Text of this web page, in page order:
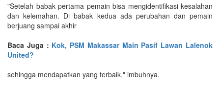
"Setelah babak pertama pemain bisa mengidentifikasi kesalahan
dan kelemahan. Di babak kedua ada perubahan dan pemain
berjuang sampai akhir
Baca Juga : Kok, PSM Makassar Main Pasif Lawan Lalenok
United?
sehingga mendapatkan yang terbaik," imbuhnya.